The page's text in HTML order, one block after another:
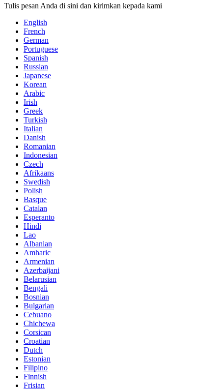
Tulis pesan Anda di sini dan kirimkan kepada kami
English
French
German
Portuguese
Spanish
Russian
Japanese
Korean
Arabic
Irish
Greek
Turkish
Italian
Danish
Romanian
Indonesian
Czech
Afrikaans
Swedish
Polish
Basque
Catalan
Esperanto
Hindi
Lao
Albanian
Amharic
Armenian
Azerbaijani
Belarusian
Bengali
Bosnian
Bulgarian
Cebuano
Chichewa
Corsican
Croatian
Dutch
Estonian
Filipino
Finnish
Frisian